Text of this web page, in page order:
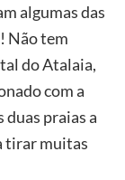
algumas das
Não tem
do Atalaia,
com a
duas praias a
tirar muitas